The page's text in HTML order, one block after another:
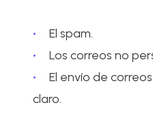
El spam.
Los correos no
El envío de
claro.